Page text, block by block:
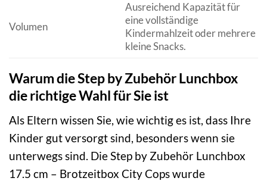
Volumen
Ausreichend Kapazität für
eine vollständige
Kindermahlzeit oder mehrere
kleine Snacks.
Warum die Step by Zubehör Lunchbox
die richtige Wahl für Sie ist
Als Eltern wissen Sie, wie wichtig es ist, dass Ihre
Kinder gut versorgt sind, besonders wenn sie
unterwegs sind. Die Step by Zubehör Lunchbox
17.5 cm – Brotzeitbox City Cops wurde